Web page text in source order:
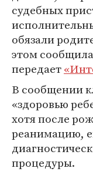
судебных
обязали
этом
передает
В сообщении
«здоровью
хотя после
реанимацию,
процедуры.